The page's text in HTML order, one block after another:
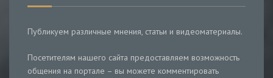
Публикуем различные мнения, статьи и видеоматериалы.
Посетителям нашего сайта предоставляем возможность
общения на портале – вы можете комментировать